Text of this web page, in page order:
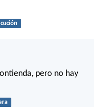
pero no hay